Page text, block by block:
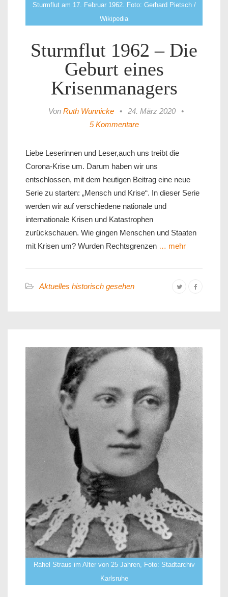
Sturmflut am 17. Februar 1962. Foto: Gerhard Pietsch /
Wikipedia
Sturmflut 1962 – Die
Geburt eines
Krisenmanagers
Von Ruth Wunnicke • 24. März 2020
•
5 Kommentare
Liebe Leserinnen und Leser,auch uns treibt die
Corona-Krise um. Darum haben wir uns
entschlossen, mit dem heutigen Beitrag eine neue
Serie zu starten: „Mensch und Krise“. In dieser Serie
werden wir auf verschiedene nationale und
internationale Krisen und Katastrophen
zurückschauen. Wie gingen Menschen und Staaten
mit Krisen um? Wurden Rechtsgrenzen … mehr
Aktuelles historisch gesehen
Rahel Straus im Alter von 25 Jahren, Foto: Stadtarchiv
Karlsruhe